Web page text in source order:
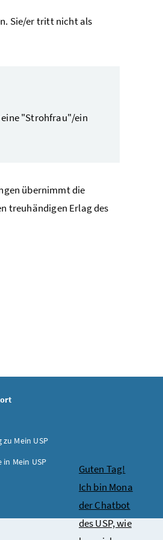
Sie/er tritt nicht als
eine "Strohfrau"/ein
übernimmt die
treuhändigen Erlag des
Mein USP
in Mein USP
Chatbot
Guten Tag!
Ich bin Mona
der Chatbot
des USP, wie